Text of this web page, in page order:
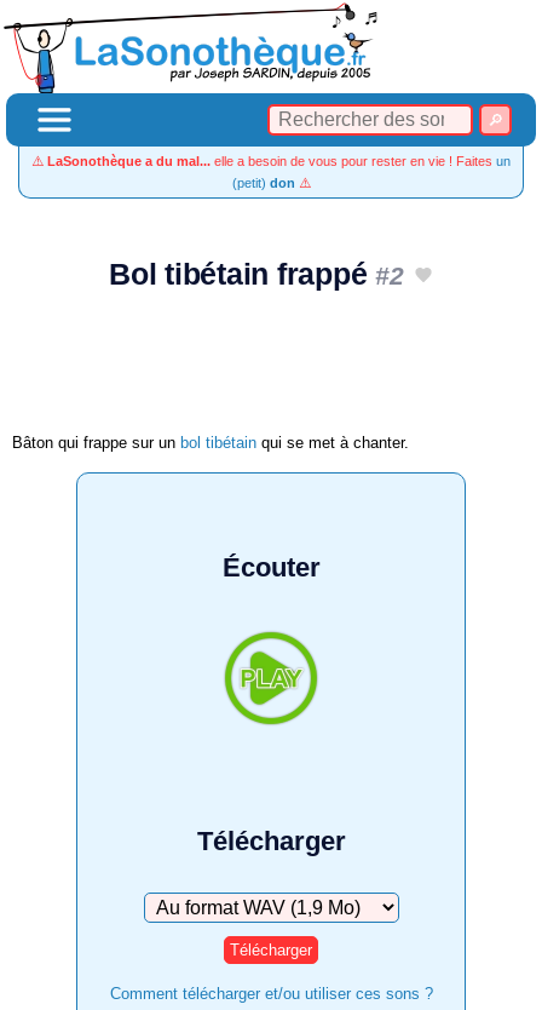
⚠️ LaSonothèque a du mal... elle a besoin de vous pour rester en vie ! Faites un
(petit) don ⚠️
Bol tibétain frappé#2
Bâton qui frappe sur un bol tibétain qui se met à chanter.
Écouter
Télécharger
Télécharger
Comment télécharger et/ou utiliser ces sons ?